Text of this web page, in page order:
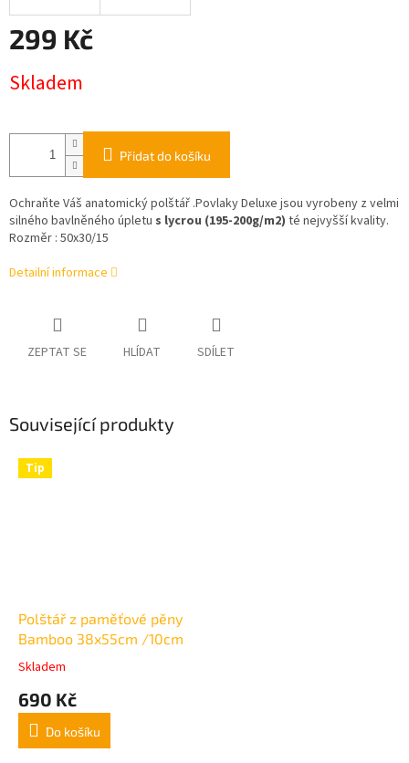
299 Kč
cena:
Skladem
Přidat do košíku
Ochraňte Váš anatomický polštář .Povlaky Deluxe jsou vyrobeny z velmi
silného bavlněného úpletu s lycrou (195-200g/m2) té nejvyšší kvality.
Rozměr : 50x30/15
Detailní informace
ZEPTAT SE HLÍDAT SDÍLET
Související produkty
Tip
Polštář z paměťové pěny
Bamboo 38x55cm /10cm
Průměrné
produktu
5,0
Skladem
690 Kč
Do košíku